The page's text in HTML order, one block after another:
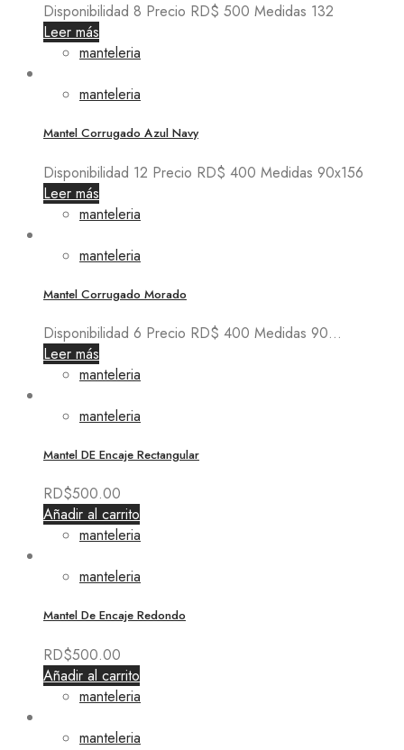
Disponibilidad 8 Precio RD$ 500 Medidas 132
Leer más
manteleria
manteleria
Mantel Corrugado Azul Navy
Disponibilidad 12 Precio RD$ 400 Medidas 90x156
Leer más
manteleria
manteleria
Mantel Corrugado Morado
Disponibilidad 6 Precio RD$ 400 Medidas 90...
Leer más
manteleria
manteleria
Mantel DE Encaje Rectangular
RD$500.00
Añadir al carrito
manteleria
manteleria
Mantel De Encaje Redondo
RD$500.00
Añadir al carrito
manteleria
manteleria